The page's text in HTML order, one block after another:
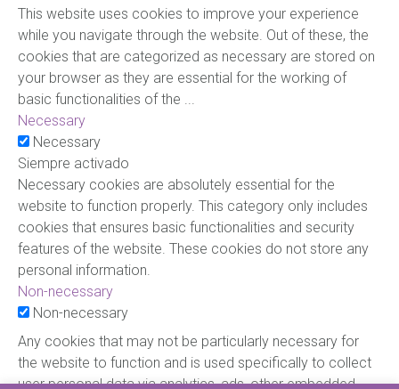
This website uses cookies to improve your experience
while you navigate through the website. Out of these, the
cookies that are categorized as necessary are stored on
your browser as they are essential for the working of
basic functionalities of the ...
Necessary
Necessary
Siempre activado
Necessary cookies are absolutely essential for the
website to function properly. This category only includes
cookies that ensures basic functionalities and security
features of the website. These cookies do not store any
personal information.
Non-necessary
Non-necessary
Any cookies that may not be particularly necessary for
the website to function and is used specifically to collect
user personal data via analytics, ads, other embedded